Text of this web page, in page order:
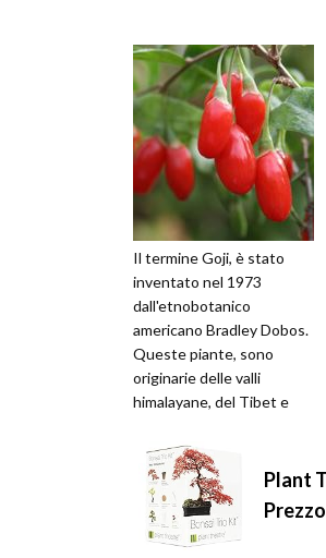
Il termine Goji, è stato
inventato nel 1973
dall'etnobotanico
americano Bradley Dobos.
Queste piante, sono
originarie delle valli
himalayane, del Tibet e
dove crescono in m...
Plant